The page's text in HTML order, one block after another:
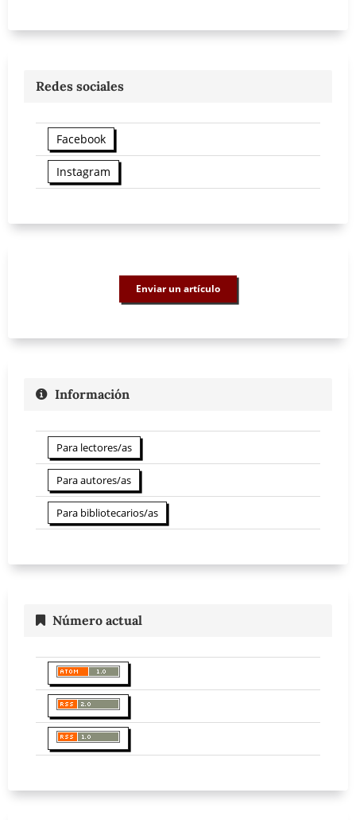
Redes sociales
Facebook
Instagram
Enviar un artículo
Información
Para lectores/as
Para autores/as
Para bibliotecarios/as
Número actual